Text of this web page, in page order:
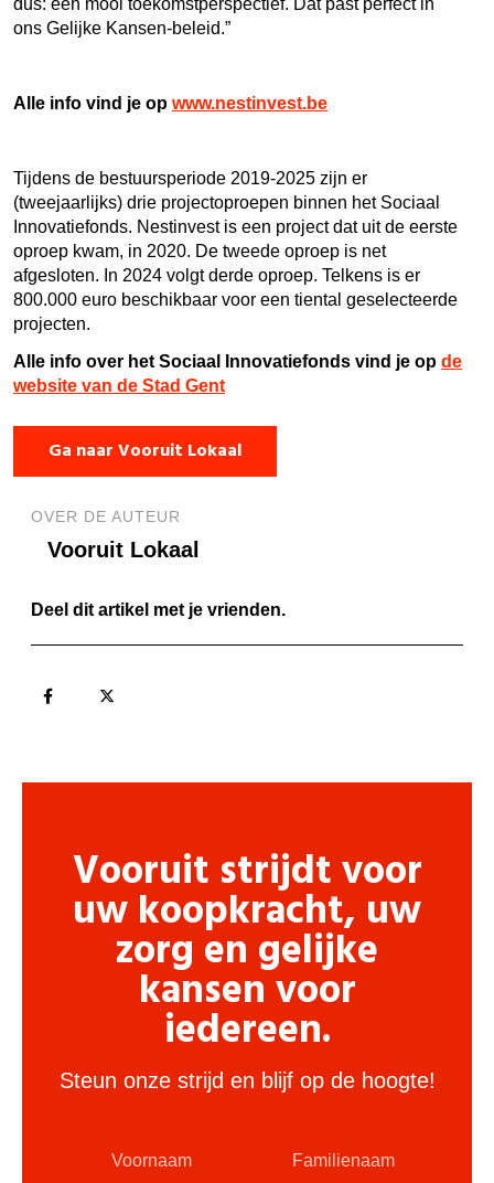
ons Gelijke Kansen-beleid.”
Alle info vind je op www.nestinvest.be
Tijdens de bestuursperiode 2019-2025 zijn er
(tweejaarlijks) drie projectoproepen binnen het Sociaal
Innovatiefonds. Nestinvest is een project dat uit de eerste
oproep kwam, in 2020. De tweede oproep is net
afgesloten. In 2024 volgt derde oproep. Telkens is er
800.000 euro beschikbaar voor een tiental geselecteerde
projecten.
Alle info over het Sociaal Innovatiefonds vind je op de
website van de Stad Gent
Ga naar Vooruit Lokaal
OVER DE AUTEUR
Vooruit Lokaal
Deel dit artikel met je vrienden.
Vooruit strijdt voor
uw koopkracht, uw
zorg en gelijke
kansen voor
iedereen.
Steun onze strijd en blijf op de hoogte!